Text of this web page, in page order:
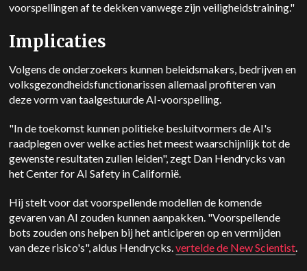
voorspellingen af te dekken vanwege zijn veiligheidstraining."
Implicaties
Volgens de onderzoekers kunnen beleidsmakers, bedrijven en
volksgezondheidsfunctionarissen allemaal profiteren van
deze vorm van taalgestuurde AI-voorspelling.
"In de toekomst kunnen politieke besluitvormers de AI's
raadplegen over welke acties het meest waarschijnlijk tot de
gewenste resultaten zullen leiden", zegt Dan Hendrycks van
het Center for AI Safety in Californië.
Hij stelt voor dat voorspellende modellen de komende
gevaren van AI zouden kunnen aanpakken. "Voorspellende
bots zouden ons helpen bij het anticiperen op en vermijden
van deze risico's", aldus Hendrycks.vertelde de New Scientist.